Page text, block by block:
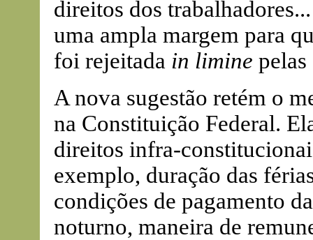
direitos dos
uma ampla margem para
foi rejeitada in limine
A nova sugestão retém o
na Constituição Federal.
direitos infra-
exemplo, duração das
condições de pagamento
noturno, maneira de